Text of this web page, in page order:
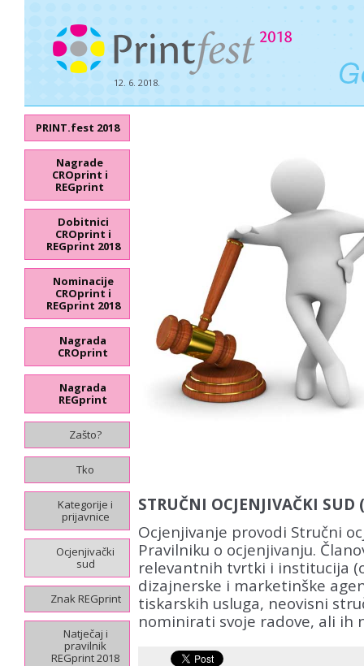
12. 6. 2018.
STRUČNI OCJENJIVAČKI SUD
Ocjenjivanje provodi Stručni
Pravilniku o ocjenjivanju.
relevantnih tvrtki i institucija
dizajnerske i marketinške
tiskarskih usluga, neovisni
nominirati svoje radove, ali ih
PRINT.fest 2018
Nagrade
CROprint i
REGprint
Dobitnici
CROprint i
REGprint 2018
Nominacije
CROprint i
REGprint 2018
Nagrada
CROprint
Nagrada
REGprint
Zašto?
Tko
Kategorije i
prijavnice
Ocjenjivački
sud
Znak REGprint
Natječaj i
pravilnik
REGprint 2018